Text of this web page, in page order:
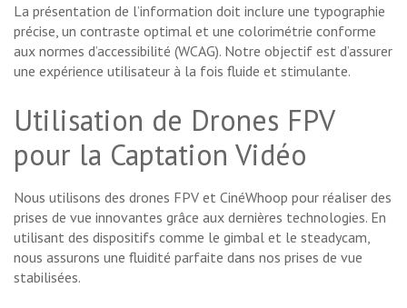
La présentation de l’information doit inclure une typographie
précise, un contraste optimal et une colorimétrie conforme
aux normes d’accessibilité (WCAG). Notre objectif est d’assurer
une expérience utilisateur à la fois fluide et stimulante.
Utilisation de Drones FPV
pour la Captation Vidéo
Nous utilisons des drones FPV et CinéWhoop pour réaliser des
prises de vue innovantes grâce aux dernières technologies. En
utilisant des dispositifs comme le gimbal et le steadycam,
nous assurons une fluidité parfaite dans nos prises de vue
stabilisées.